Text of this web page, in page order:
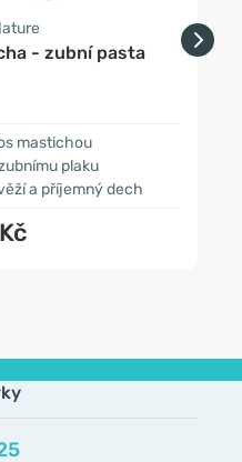
- zubní pasta
mastichou
plaku
a příjemný dech